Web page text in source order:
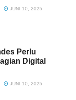
JUNI 10, 2025
Perlu
Digital
JUNI 10, 2025